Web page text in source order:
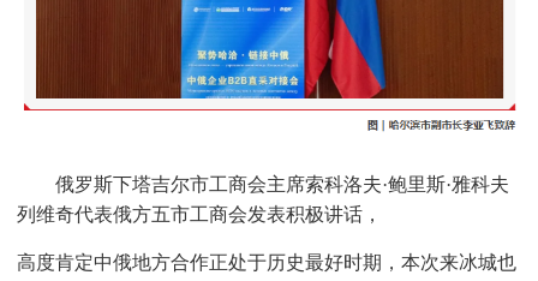
俄罗斯下塔吉尔市工商会主席索科洛夫·鲍里斯·雅科夫
列维奇代表俄方五市工商会发表积极讲话，
高度肯定中俄地方合作正处于历史最好时期，本次来冰城也